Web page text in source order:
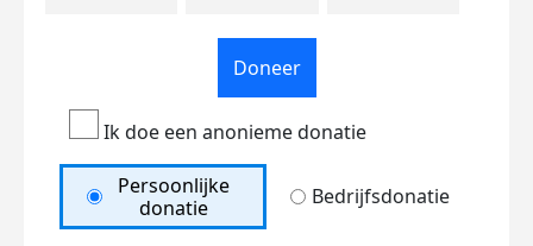
Doneer
Ik doe een anonieme donatie
Persoonlijke
donatie
Bedrijfsdonatie